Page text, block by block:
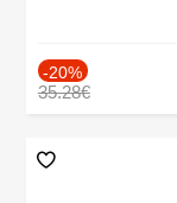
-20%
35.28€